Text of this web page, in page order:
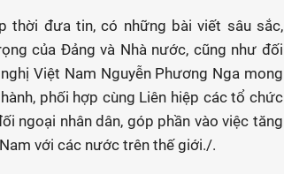
thời đưa tin, có những bài viết sâu sắc,
của Đảng và Nhà nước, cũng như đối
Việt Nam Nguyễn Phương Nga mong
phối hợp cùng Liên hiệp các tổ chức
ngoại nhân dân, góp phần vào việc tăng
với các nước trên thế giới./.